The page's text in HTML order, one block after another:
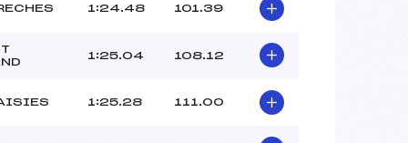
10H50
CHOMEL (SA)
1:24.48 101.39
1:25.04 108.12
1:25.28 111.00